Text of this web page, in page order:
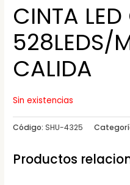
CINTA
528LEDS/
CALIDA
Sin existencias
Código:SHU-4325
Productos